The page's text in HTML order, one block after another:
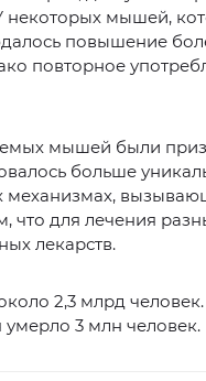
некоторых мышей,
повышение
повторное
мышей были
больше
механизмах,
что для лечения
лекарств.
2,3 млрд
умерло 3 млн человек.